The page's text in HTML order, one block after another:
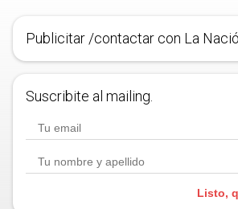
Publicitar /contactar con La
Suscribite al mailing.
Listo,